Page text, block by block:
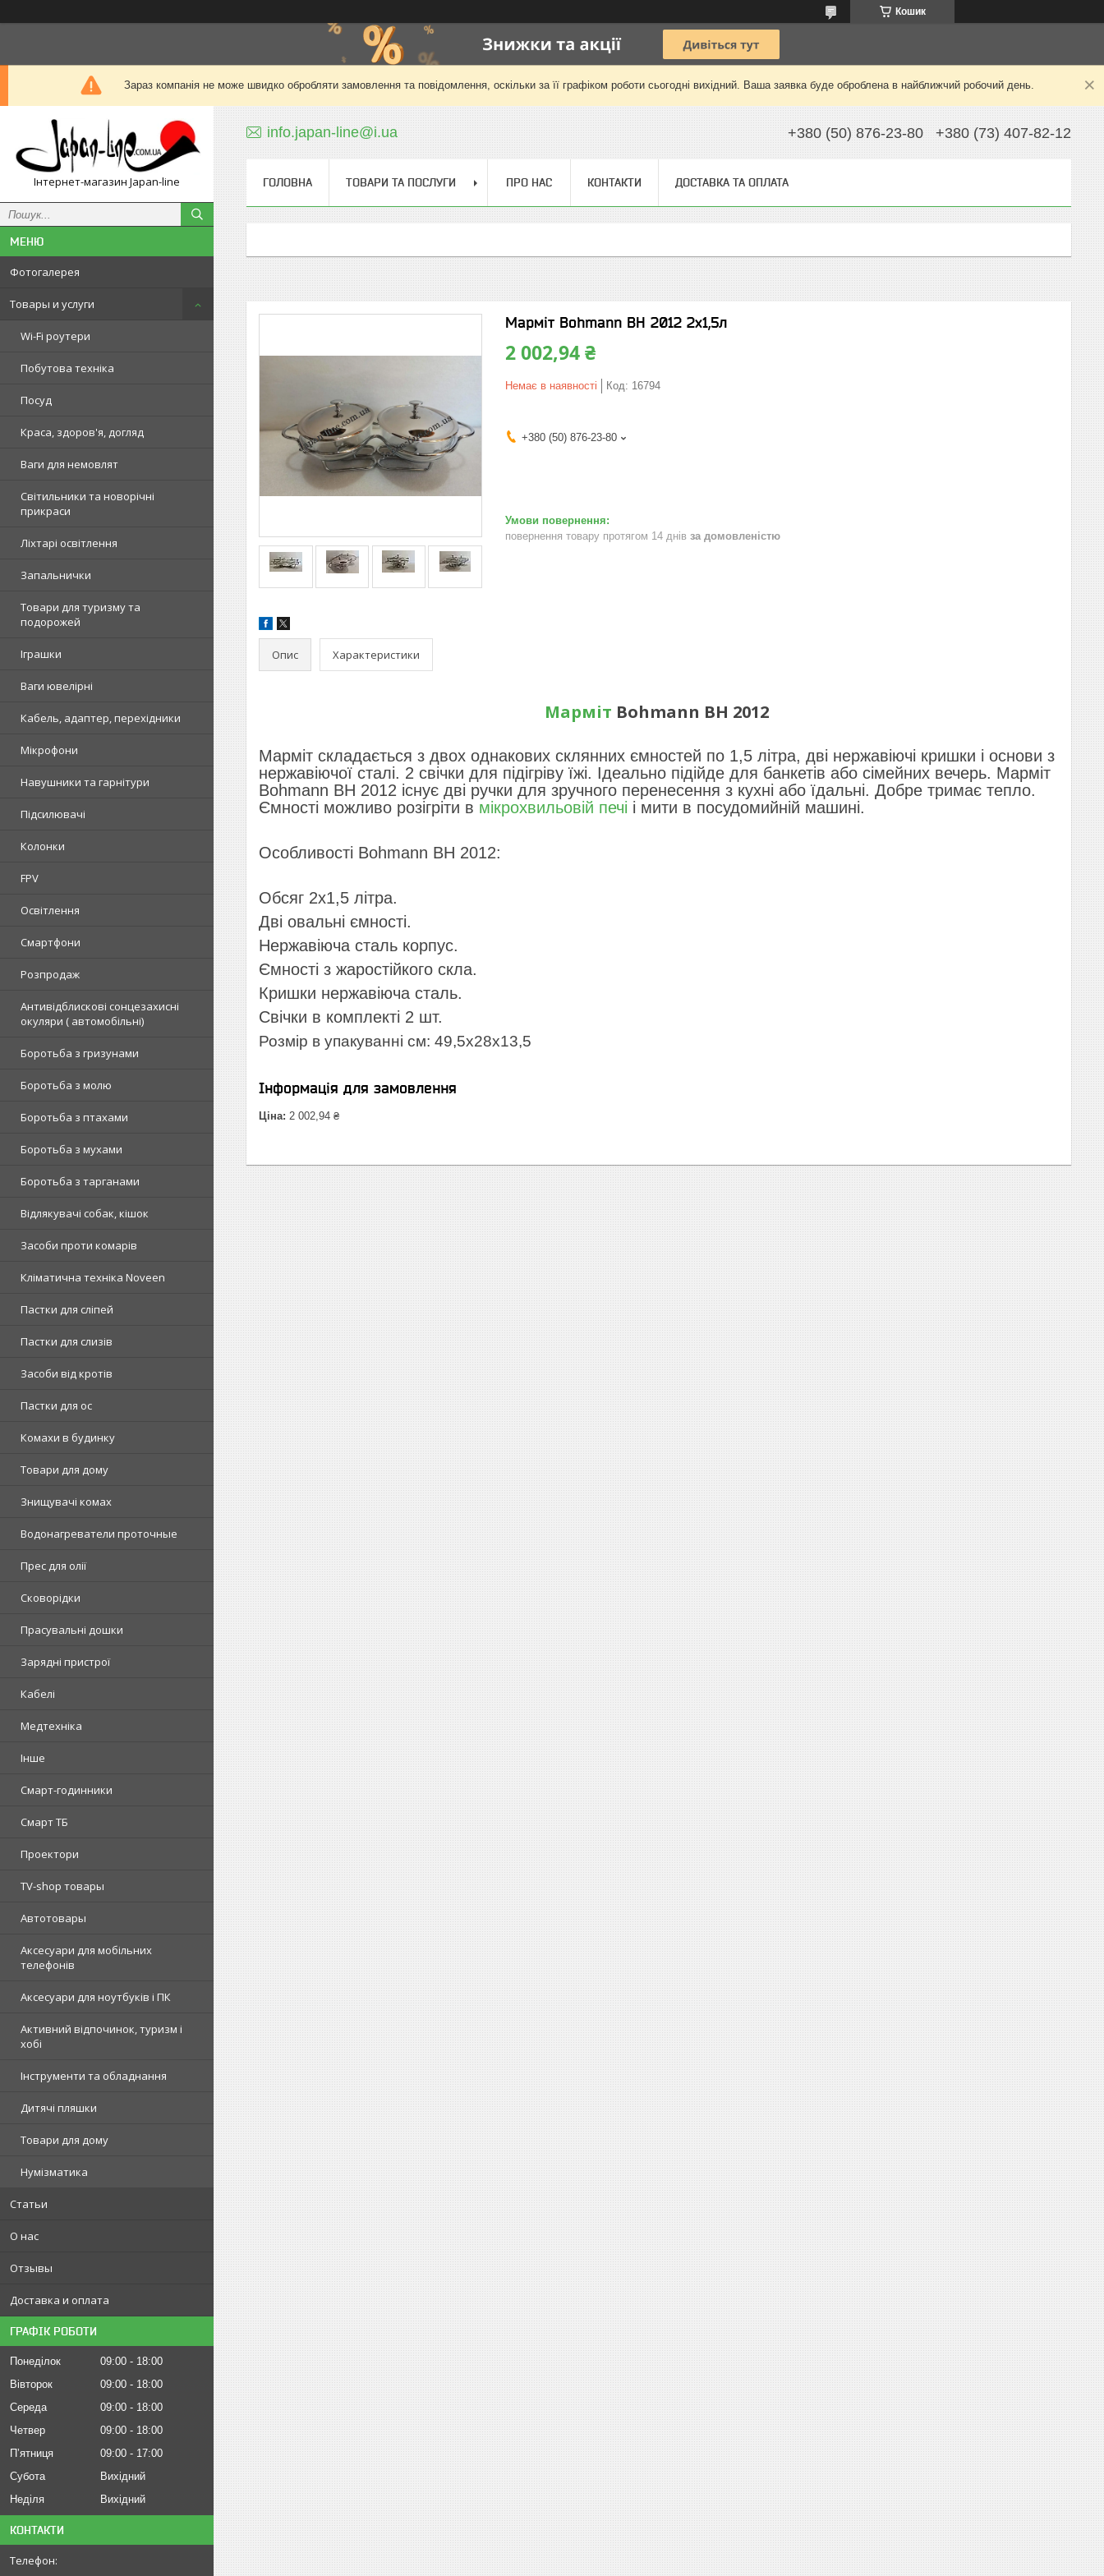
Кошик
Зараз компанія не може швидко обробляти замовлення та повідомлення, оскільки за її графіком роботи сьогодні вихідний. Ваша заявка буде оброблена в найближчий робочий день.
Інтернет-магазин Japan-line
Фотогалерея
Товары и услуги
Wi-Fi роутери
Побутова техніка
Посуд
Краса, здоров'я, догляд
Ваги для немовлят
Світильники та новорічні
прикраси
Ліхтарі освітлення
Запальнички
Товари для туризму та
подорожей
Іграшки
Ваги ювелірні
Кабель, адаптер, перехідники
Мікрофони
Навушники та гарнітури
Підсилювачі
Колонки
FPV
Освітлення
Смартфони
Розпродаж
Антивідблискові сонцезахисні
окуляри ( автомобільні)
Боротьба з гризунами
Боротьба з молю
Боротьба з птахами
Боротьба з мухами
Боротьба з тарганами
Відлякувачі собак, кішок
Засоби проти комарів
Кліматична техніка Noveen
Пастки для сліпей
Пастки для слизів
Засоби від кротів
Пастки для ос
Комахи в будинку
Товари для дому
Знищувачі комах
Водонагреватели проточные
Прес для олії
Сковорідки
Прасувальні дошки
Зарядні пристрої
Кабелі
Медтехніка
Інше
Смарт-годинники
Смарт ТБ
Проектори
TV-shop товары
Автотовары
Аксесуари для мобільних
телефонів
Аксесуари для ноутбуків і ПК
Активний відпочинок, туризм і
хобі
Інструменти та обладнання
Дитячі пляшки
Товари для дому
Нумізматика
Статьи
О нас
Отзывы
Доставка и оплата
ГРАФІК РОБОТИ
Понеділок 09:00
18:00
Вівторок
09:00
18:00
Середа
09:00
18:00
Четвер
09:00
18:00
Пʼятниця
09:00
17:00
Субота
Вихідний
Неділя
Вихідний
КОНТАКТИ
info.japan-line@i.ua +380 (50) 876-23-80 +380 (73) 407-82-12
ГОЛОВНА ТОВАРИ ТА ПОСЛУГИ ПРО НАС КОНТАКТИ ДОСТАВКА ТА ОПЛАТА
Марміт Bohmann BH 2012 2х1,5л
2 002,94 ₴
Немає в наявності Код: 16794
+380 (50) 876-23-80
повернення товару протягом 14 днів за домовленістю
Опис Характеристики
Марміт Bohmann BH 2012
Марміт складається з двох однакових склянних ємностей по 1,5 літра, дві нержавіючі кришки і основи з
нержавіючої сталі. 2 свічки для підігріву їжі. Ідеально підійде для банкетів або сімейних вечерь. Марміт
Bohmann BH 2012 існує дві ручки для зручного перенесення з кухні або їдальні. Добре тримає тепло.
Ємності можливо розігріти в мікрохвильовій печі і мити в посудомийній машині.
Особливості Bohmann BH 2012:
Обсяг 2х1,5 літра.
Дві овальні ємності.
Нержавіюча сталь корпус.
Ємності з жаростійкого скла.
Кришки нержавіюча сталь.
Свічки в комплекті 2 шт.
Розмір в упакуванні см: 49,5х28х13,5
Інформація для замовлення
Ціна: 2 002,94 ₴